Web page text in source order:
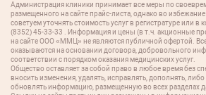
Администрация клиники принимает все меры по
размещенного на сайте прайс-листа, однако во
советуем уточнять стоимость услуг в регистратуре или в
(8352) 45-33-33 . Информация и цены (в т.ч. акционные
на сайте ООО «ММЦ» не являются публичной офертой.
оказываются на основании договора, добровольного
соответствии с порядком оказания медицинских услуг.
Общество оставляет за собой право в любое время без
вносить изменения, удалять, исправлять, дополнять,
обновлять информацию, размещенную во всех разделах